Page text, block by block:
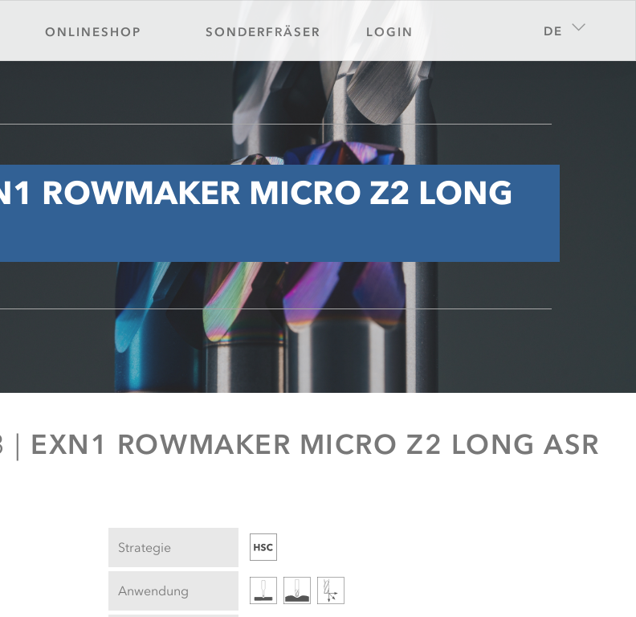
ONLINESHOP
Schnittdatenrechner
SONDERFRÄSER LOGIN DE
ROWMAKER MICRO Z2 LONG
| EXN1 ROWMAKER MICRO Z2 LONG ASR
Strategie
Anwendung